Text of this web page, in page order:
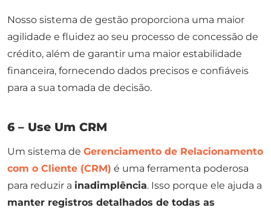
Nosso sistema de gestão proporciona uma maior
agilidade e fluidez ao seu processo de concessão de
crédito, além de garantir uma maior estabilidade
financeira, fornecendo dados precisos e confiáveis
para a sua tomada de decisão.
6 – Use Um CRM
Um sistema de Gerenciamento de Relacionamento
com o Cliente (CRM) é uma ferramenta poderosa
para reduzir a inadimplência. Isso porque ele ajuda a
manter registros detalhados de todas as